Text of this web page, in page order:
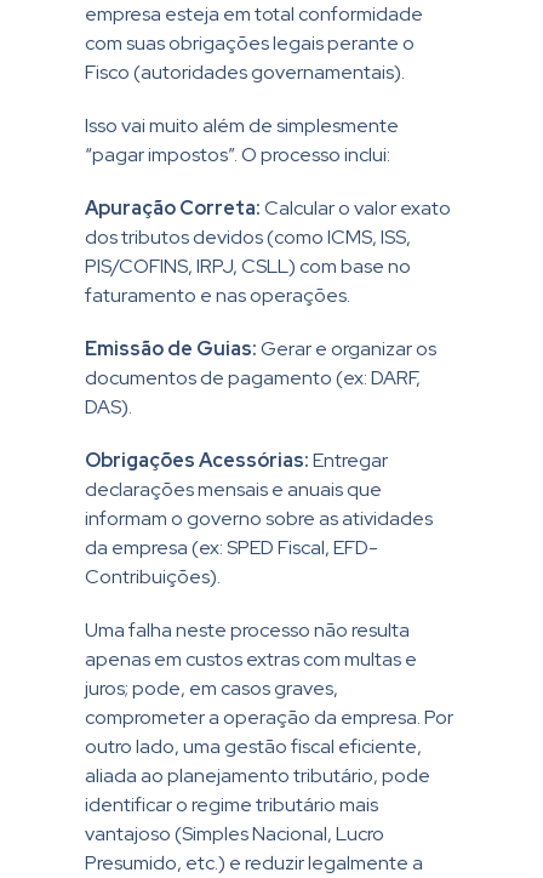
empresa esteja em total conformidade
com suas obrigações legais perante o
Fisco (autoridades governamentais).
Isso vai muito além de simplesmente
“pagar impostos”. O processo inclui:
Apuração Correta:Calcular o valor exato
dos tributos devidos (como ICMS, ISS,
PIS/COFINS, IRPJ, CSLL) com base no
faturamento e nas operações.
Emissão de Guias:Gerar e organizar os
documentos de pagamento (ex: DARF,
DAS).
Obrigações Acessórias:Entregar
declarações mensais e anuais que
informam o governo sobre as atividades
da empresa (ex: SPED Fiscal, EFD-
Contribuições).
Uma falha neste processo não resulta
apenas em custos extras com multas e
juros; pode, em casos graves,
comprometer a operação da empresa. Por
outro lado, uma gestão fiscal eficiente,
aliada ao planejamento tributário, pode
identificar o regime tributário mais
vantajoso (Simples Nacional, Lucro
Presumido, etc.) e reduzir legalmente a